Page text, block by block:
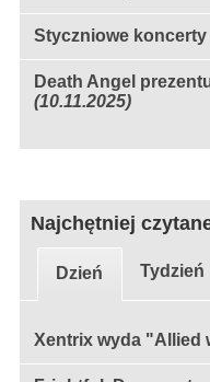
Styczniowe
Death Angel
(10.11.2025)
Najchętniej
Dzień Tydzień
Xentrix wyda "Allied